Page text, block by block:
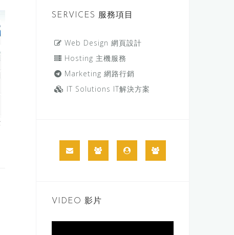
SERVICES 服務項目
Web Design 網頁設計
Hosting 主機服務
Marketing 網路行銷
IT Solutions IT解決方案
VIDEO 影片